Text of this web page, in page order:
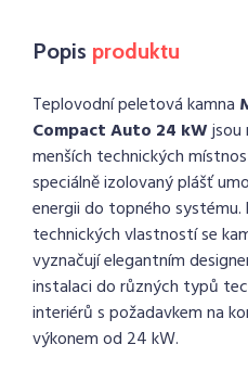
Popis produktu
Teplovodní peletová kamna
Compact Auto 24 kWjsou
menších technických
speciálně izolovaný plášť
energii do topného systému.
technických vlastností se
vyznačují elegantním
instalaci do různých typů
interiérů s požadavkem na
výkonem od 24 kW.